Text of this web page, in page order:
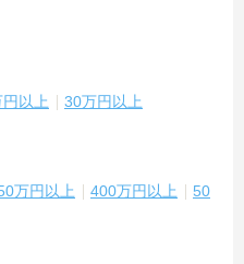
以上 30万円以上
万円以上 400万円以上
50